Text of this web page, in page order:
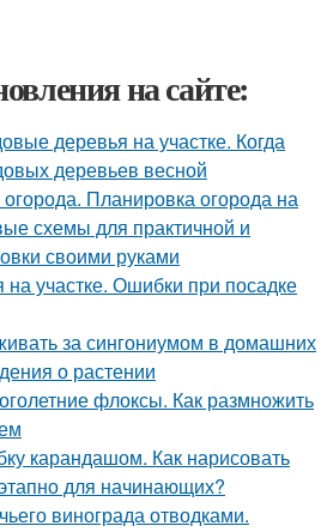
на сайте:
деревья на участке. Когда
деревьев весной
Планировка огорода на
схемы для практичной и
своими руками
на участке. Ошибки при посадке
за сингониумом в домашних
о растении
флоксы. Как размножить
карандашом. Как нарисовать
для начинающих?
винограда отводками.